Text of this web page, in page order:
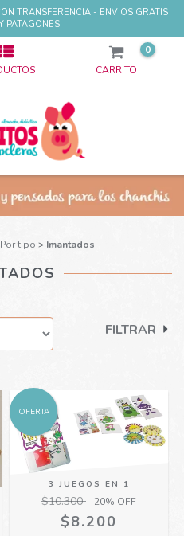
TRANSFERENCIA - ENVIOS GRATIS
PATAGONES
CARRITO
0
Por tipo > Imantados
FILTRAR
OFERTA
3 JUEGOS EN 1
$10.300 20% OFF
$8.200